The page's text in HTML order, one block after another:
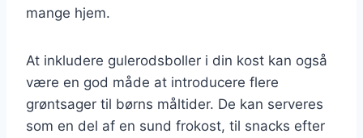
mange hjem.
At inkludere gulerodsboller i din kost kan også
være en god måde at introducere flere
grøntsager til børns måltider. De kan serveres
som en del af en sund frokost, til snacks efter